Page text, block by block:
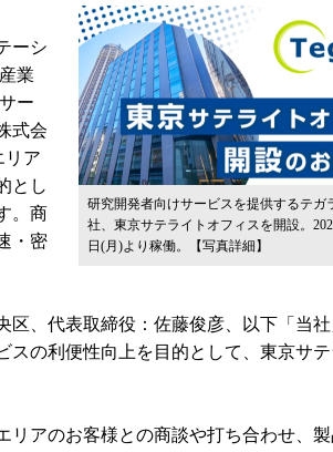
研究開発者向けサービスを提供するテガ
社、東京サテライトオフィスを開設。
日(月)より稼働。
【写真詳細】
ーシ
業
ー
式会
リア
とし
。商
・密
、代表取締役：佐藤俊彦、以下「当社
の利便性向上を目的として、東京サテ
リアのお客様との商談や打ち合わせ、